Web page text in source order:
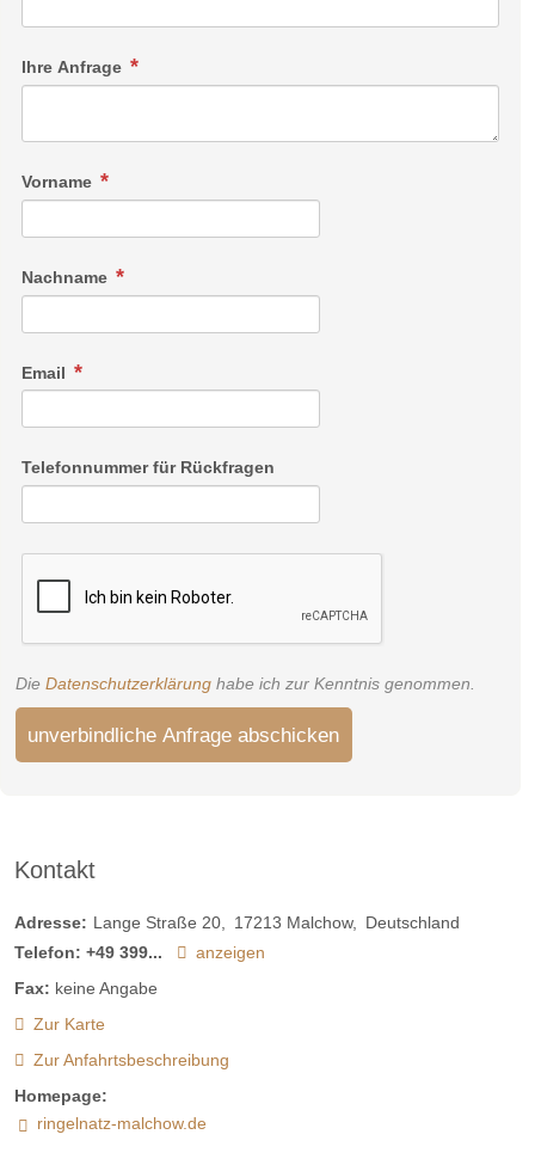
Ihre Anfrage
Vorname
Nachname
Email
Telefonnummer für Rückfragen
Die Datenschutzerklärung habe ich zur Kenntnis genommen.
unverbindliche Anfrage abschicken
Kontakt
Adresse: Lange Straße 20 17213 Malchow
Deutschland
Telefon: +49 399...
anzeigen
Fax: keine Angabe
Zur Karte
Zur Anfahrtsbeschreibung
Homepage:
ringelnatz-malchow.de